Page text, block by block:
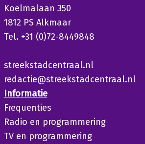
Koelmalaan 350
1812 PS Alkmaar
Tel. +31 (0)72-8449848
streekstadcentraal.nl
redactie@streekstadcentraal.nl
Informatie
Frequenties
Radio en programmering
TV en programmering